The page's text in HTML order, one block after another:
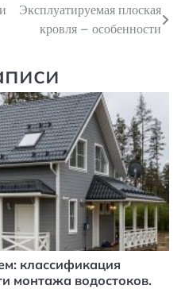
Эксплуатируемая плоская
кровля – особенности
классификация
монтажа водостоков.